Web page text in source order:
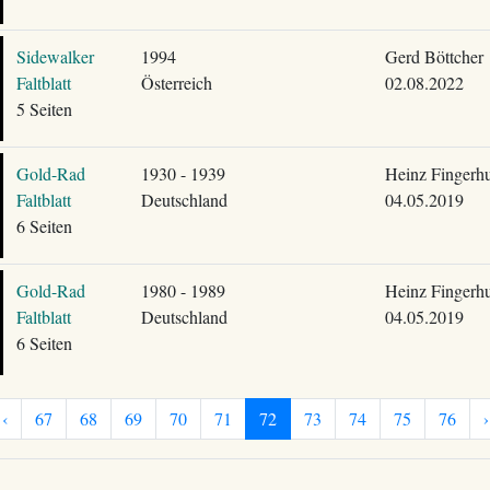
Sidewalker
Faltblatt
5 Seiten
1994
Österreich
Gerd Böttcher
02.08.2022
Gold-Rad
Faltblatt
6 Seiten
1930 - 1939
Deutschland
Heinz
04.05.2019
Gold-Rad
Faltblatt
6 Seiten
1980 - 1989
Deutschland
Heinz
04.05.2019
‹ 67 68 69 70 71 72 73 74 75 76 ›